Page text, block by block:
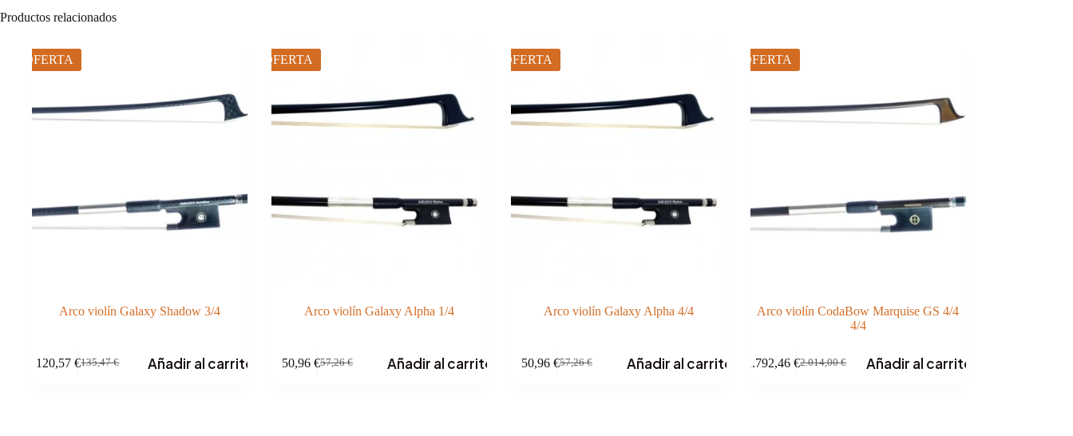
Productos relacionados
OFERTA
Arco violín Galaxy Shadow 3/4
135,47€
El
120,57€El
Añadir al carrito
OFERTA
Arco violín Galaxy Alpha 1/4
57,26€
El
50,96 €El
Añadir al carrito
OFERTA
Arco violín Galaxy Alpha 4/4
57,26€
El
50,96 €El
Añadir al carrito
OFERTA
Arco violín CodaBow Marquise GS 4/4
4/4
2.014,00€
El
1.792,46€
El
Añadir al carrito